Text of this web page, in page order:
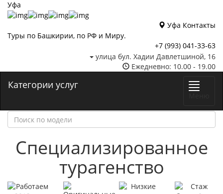
Уфа
Уфа Контакты
Туры по Башкирии, по РФ и Миру.
+7 (993) 041-33-63
улица бул. Хадии Давлетшиной, 16
Ежедневно: 10.00 - 19.00
Категории услуг
Специализированное
турагенство